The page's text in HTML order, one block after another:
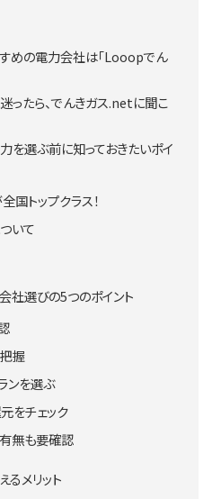
めの電力会社は「Looopでん
たら、でんきガス.netに聞こ
を選ぶ前に知っておきたいポイ
トップクラス！
いて
社選びの5つのポイント
握
ンを選ぶ
をチェック
無も要確認
メリット